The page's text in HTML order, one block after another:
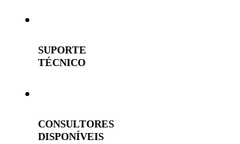
SUPORTE
TÉCNICO
CONSULTORES
DISPONÍVEIS